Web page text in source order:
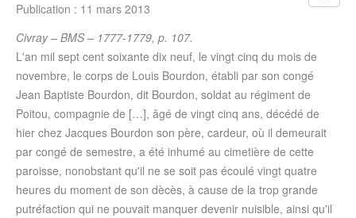
Publication : 11 mars 2013
Civray – BMS – 1777-1779, p. 107.
L'an mil sept cent soixante dix neuf, le vingt cinq du mois de
novembre, le corps de Louis Bourdon, établi par son congé
Jean Baptiste Bourdon, dit Bourdon, soldat au régiment de
Poitou, compagnie de […], âgé de vingt cinq ans, décédé de
hier chez Jacques Bourdon son père, cardeur, où il demeurait
par congé de semestre, a été inhumé au cimetière de cette
paroisse, nonobstant qu'il ne se soit pas écoulé vingt quatre
heures du moment de son dècès, à cause de la trop grande
putréfaction qui ne pouvait manquer devenir nuisible, ainsi qu'il